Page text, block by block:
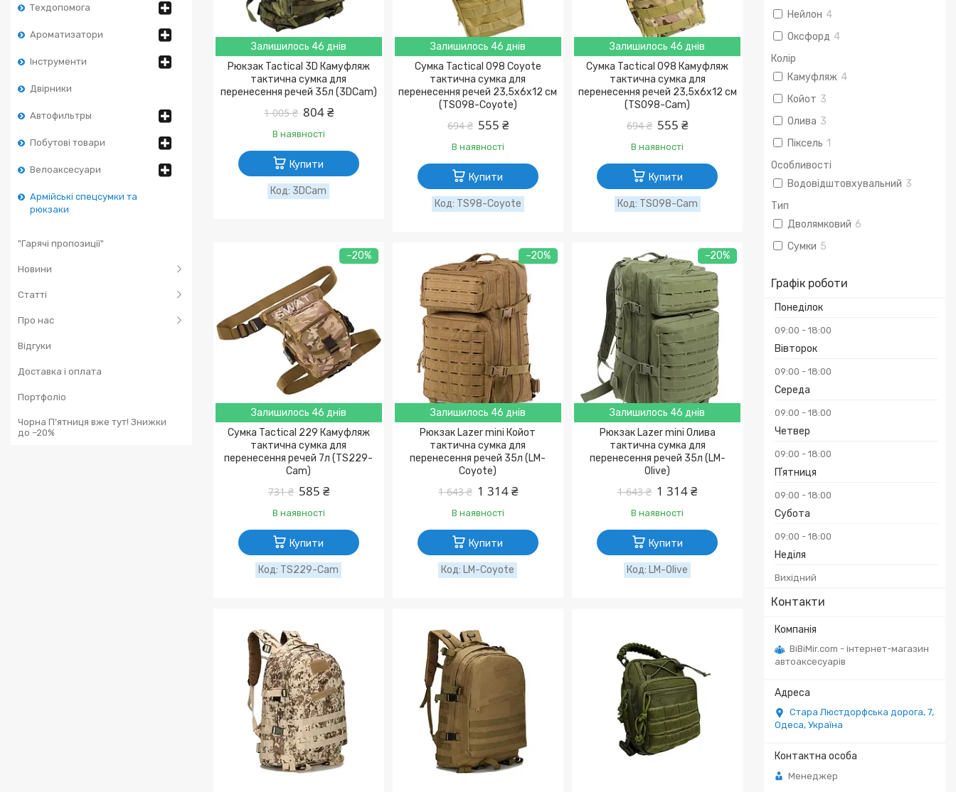
Техдопомога
Ароматизатори
Інструменти
Двірники
Автофильтры
Побутові товари
Велоаксесуари
Армійські спецсумки та
рюкзаки
"Гарячі пропозиції"
Новини
Статті
Про нас
Відгуки
Доставка і оплата
Портфоліо
Чорна П’ятниця вже тут! Знижки
до –20%
Нейлон 4
Оксфорд 4
Колір
Камуфляж 4
Койот 3
Олива 3
Піксель 1
Особливості
Водовідштовхувальний 3
Тип
Дволямковий 6
Сумки 5
Графік роботи
Понеділок
09:00 18:00
Вівторок
09:00 18:00
Середа
09:00 18:00
Четвер
09:00 18:00
Пʼятниця
09:00 18:00
Субота
09:00 18:00
Неділя
Вихідний
Контакти
BiBiMir.com - інтернет-магазин
автоаксесуарів
Стара Люстдорфська дорога, 7,
Одеса, Україна
Менеджер
Залишилось 46 днів
Рюкзак Tactical 3D Камуфляж
тактична сумка для
перенесення речей 35л (3DCam)
1 005 ₴ 804 ₴
В наявності
Купити
3DCam
Залишилось 46 днів
Сумка Tactical 098 Coyote
тактична сумка для
перенесення речей 23,5х6х12 см
(TS098-Coyote)
694 ₴ 555 ₴
В наявності
Купити
TS98-Coyote
Залишилось 46 днів
Сумка Tactical 098 Камуфляж
тактична сумка для
перенесення речей 23,5х6х12 см
(TS098-Cam)
694 ₴ 555 ₴
В наявності
Купити
TS098-Cam
–20%
Залишилось 46 днів
Сумка Tactical 229 Камуфляж
тактична сумка для
перенесення речей 7л (TS229-
Cam)
731 ₴ 585 ₴
В наявності
Купити
TS229-Cam
–20%
Залишилось 46 днів
Рюкзак Lazer mini Койот
тактична сумка для
перенесення речей 35л (LM-
Coyote)
1 643 ₴ 1 314 ₴
В наявності
Купити
LM-Coyote
–20%
Залишилось 46 днів
Рюкзак Lazer mini Олива
тактична сумка для
перенесення речей 35л (LM-
Olive)
1 643 ₴ 1 314 ₴
В наявності
Купити
LM-Olive